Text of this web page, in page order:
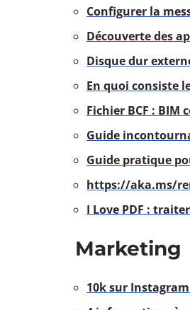
Configurer la
Découverte des
Disque dur
En quoi consiste
Fichier BCF :
Guide
Guide pratique
https://aka.ms/
I Love PDF :
Marketing
10k sur